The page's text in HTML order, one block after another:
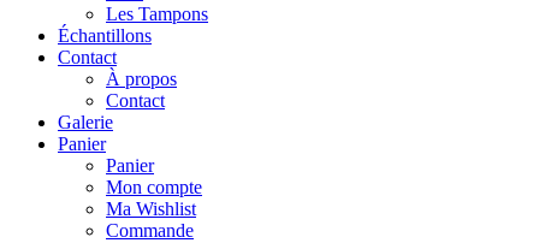
Les Tampons
Échantillons
Contact
À propos
Contact
Galerie
Panier
Panier
Mon compte
Ma Wishlist
Commande